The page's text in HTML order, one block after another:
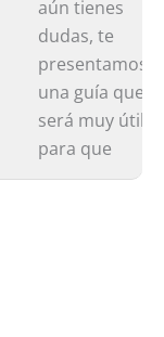
aún tienes
dudas, te
presentamos
una guía que
será muy útil
para que